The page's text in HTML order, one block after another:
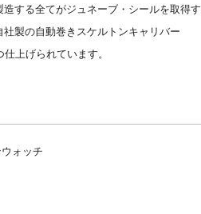
する全てがジュネーブ・シールを取得す
製の自動巻きスケルトンキャリバー
上げられています。
ォッチ